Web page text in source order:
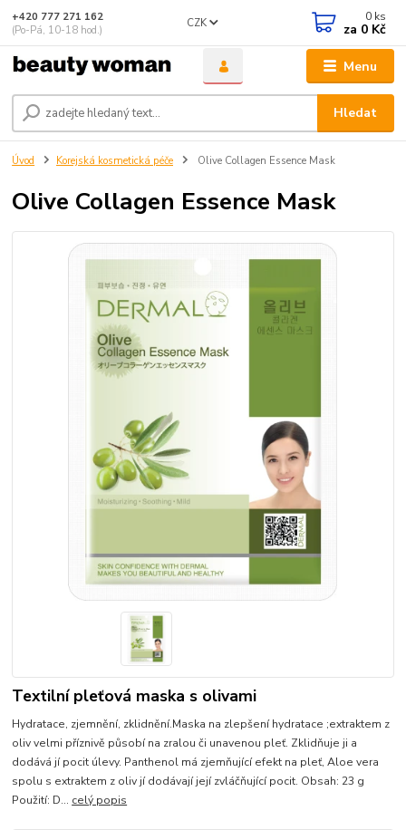
Menu
CZK
Hledat
+420 777 271 162
(Po-Pá, 10-18 hod.)
0 ks
za 0 Kč
Úvod Korejská kosmetická péče Olive Collagen Essence Mask
Olive Collagen Essence Mask
Textilní pleťová maska s olivami
Hydratace, zjemnění, zklidnění.Maska na zlepšení hydratace ;extraktem z
oliv velmi příznivě působí na zralou či unavenou pleť. Zklidňuje ji a
dodává jí pocit úlevy. Panthenol má zjemňující efekt na pleť, Aloe vera
spolu s extraktem z oliv jí dodávají její zvláčňující pocit. Obsah: 23 g
Použití: D... celý popis